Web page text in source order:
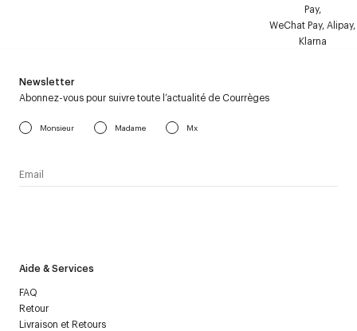
Pay,
WeChat Pay, Alipay,
Klarna
Aide & Services
FAQ
Retour
Livraison et Retours
Newsletter
Abonnez-vous pour suivre toute l’actualité de Courrèges
Monsieur Madame Mx